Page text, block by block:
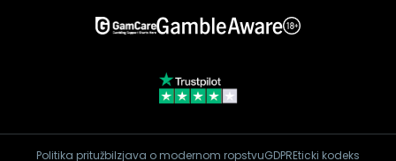
Politika pritužbiIzjava o modernom ropstvuGDPREticki kodeks